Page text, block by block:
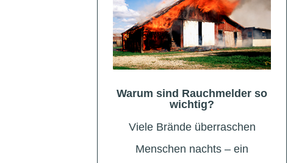
Warum sind Rauchmelder so
wichtig?
Viele Brände überraschen
Menschen nachts – ein